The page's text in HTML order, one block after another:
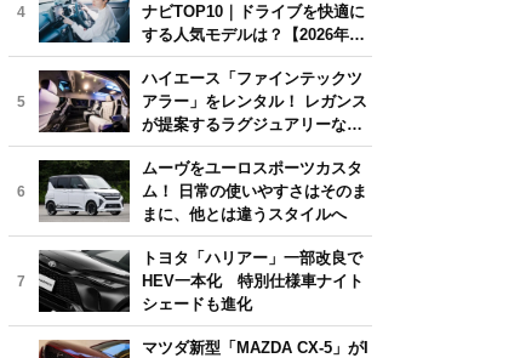
4
ナビTOP10｜ドライブを快適に
する人気モデルは？【2026年6
月版】
5
ハイエース「ファインテックツ
アラー」をレンタル！ レガンス
が提案するラグジュアリーな移
動体験
6
ムーヴをユーロスポーツカスタ
ム！ 日常の使いやすさはそのま
まに、他とは違うスタイルへ
7
トヨタ「ハリアー」一部改良で
HEV一本化 特別仕様車ナイト
シェードも進化
マツダ新型「MAZDA CX-5」がI